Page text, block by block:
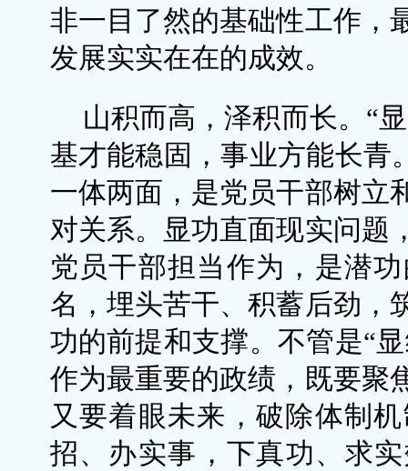
非一目了然的基础性工作，
发展实实在在的成效。
山积而高，泽积而长。“
基才能稳固，事业方能长青
一体两面，是党员干部树立
对关系。显功直面现实问题
党员干部担当作为，是潜
名，埋头苦干、积蓄后劲，
功的前提和支撑。不管是“
作为最重要的政绩，既要聚
又要着眼未来，破除体制
招、办实事，下真功、求